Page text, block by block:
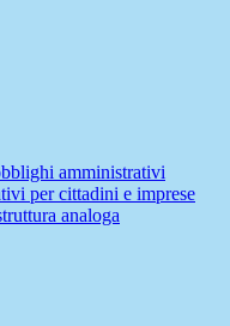
amministrativi
per cittadini e imprese
analoga